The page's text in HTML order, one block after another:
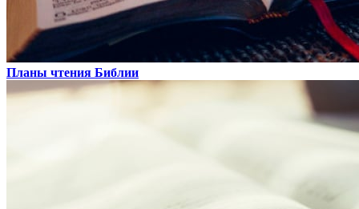
Планы чтения Библии